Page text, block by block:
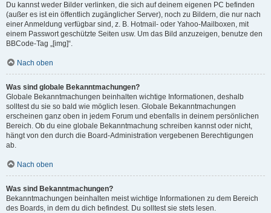
Du kannst weder Bilder verlinken, die sich auf deinem eigenen PC befinden
(außer es ist ein öffentlich zugänglicher Server), noch zu Bildern, die nur nach
einer Anmeldung verfügbar sind, z. B. Hotmail- oder Yahoo-Mailboxen, mit
einem Passwort geschützte Seiten usw. Um das Bild anzuzeigen, benutze den
BBCode-Tag „[img]“.
Nach oben
Was sind globale Bekanntmachungen?
Globale Bekanntmachungen beinhalten wichtige Informationen, deshalb
solltest du sie so bald wie möglich lesen. Globale Bekanntmachungen
erscheinen ganz oben in jedem Forum und ebenfalls in deinem persönlichen
Bereich. Ob du eine globale Bekanntmachung schreiben kannst oder nicht,
hängt von den durch die Board-Administration vergebenen Berechtigungen
ab.
Nach oben
Was sind Bekanntmachungen?
Bekanntmachungen beinhalten meist wichtige Informationen zu dem Bereich
des Boards, in dem du dich befindest. Du solltest sie stets lesen.